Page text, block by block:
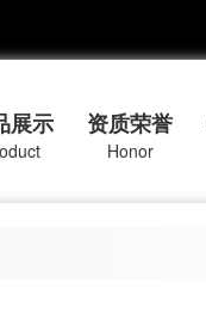
展示 资质荣誉
Honor